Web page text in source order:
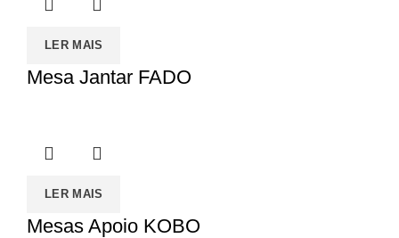
LER MAIS
Mesa Jantar FADO
LER MAIS
Mesas Apoio KOBO